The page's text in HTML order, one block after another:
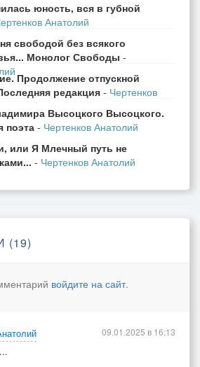
юность, вся в губной
Анатолий
свободой без всякого
Монолог Свободы -
Продолжение отпускной
редакция - Чертенков
Высоцкого Высоцкого.
поэта- Чертенков Анатолий
или Я Млечный путь не
- Чертенков Анатолий
(19)
войдите на сайт.
09.01.2025 в 16:13